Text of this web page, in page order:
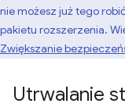
nie możesz już tego
pakietu rozszerzenia.
Zwiększanie
Utrwalanie